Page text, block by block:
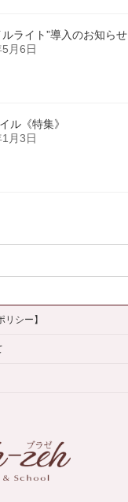
ルライト”導入のお知らせ
月6日
ル《特集》
月3日
リシー】